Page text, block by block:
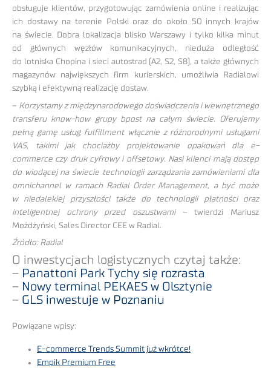
obsługuje klientów, przygotowując zamówienia online i realizując
ich dostawy na terenie Polski oraz do około 50 innych krajów
na świecie. Dobra lokalizacja blisko Warszawy i tylko kilka minut
od głównych węzłów komunikacyjnych, nieduża odległość
do lotniska Chopina i sieci autostrad (A2, S2, S8), a także głównych
magazynów największych firm kurierskich, umożliwia Radialowi
szybką i efektywną realizację dostaw.
– Korzystamy z międzynarodowego doświadczenia i wewnętrznego
transferu know-how grupy bpost na całym świecie. Oferujemy
pełną gamę usług fulfillment włącznie z różnorodnymi usługami
VAS, takimi jak chociażby projektowanie opakowań dla e-
commerce czy druk cyfrowy i offsetowy. Nasi klienci mają dostęp
do wiodącej na świecie technologii zarządzania zamówieniami dla
omnichannel w ramach Radial Order Management, a być może
w niedalekiej przyszłości także do technologii płatności oraz
inteligentnej ochrony przed oszustwami– twierdzi Mariusz
Możdżyński, Sales Director CEE w Radial.
Źródło: Radial
O inwestycjach logistycznych czytaj także:
– Panattoni Park Tychy się rozrasta
– Nowy terminal PEKAES w Olsztynie
– GLS inwestuje w Poznaniu
Powiązane wpisy:
E-commerce Trends Summit już wkrótce!
Empik Premium Free